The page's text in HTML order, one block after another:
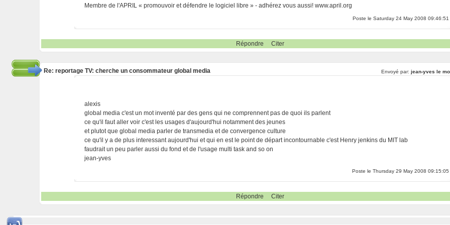
Membre de l'APRIL « promouvoir et défendre le logiciel libre » - adhérez vous aussi! www.april.org
Poste le Saturday 24 May 2008 09:46:51
Répondre Citer
Re: reportage TV: cherche un consommateur global media Envoyé par: jean-yves le
alexis
global media c'est un mot inventé par des gens qui ne comprennent pas de quoi ils parlent
ce qu'il faut aller voir c'est les usages d'aujourd'hui notamment des jeunes
et plutot que global media parler de transmedia et de convergence culture
ce qu'il y a de plus interessant aujourd'hui et qui en est le point de départ incontournable c'est Henry jenkins du MIT lab
faudrait un peu parler aussi du fond et de l'usage multi task and so on
jean-yves
Poste le Thursday 29 May 2008 09:15:05
Répondre Citer